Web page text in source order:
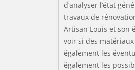
d’analyser l’état
travaux de
Artisan Louis et son
voir si des
également les
également les